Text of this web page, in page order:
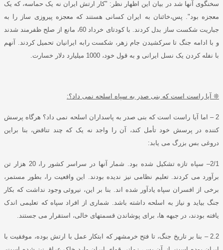
سخنگوی آنها شد در بیان این اظهار نظر : "کار ارتش ایران نه یک حماسه، که یک
معجزه بود ". پس،خائنان به ایران کسانی هستند که معجزه پیروزی ساز را به
جباریت شکست ساز بدل کردند
با کودتای خرداد 60، مانع از صلح ظفرمند شدند
و با ادامه جنگ تا سرکشیدن جام زهر، شکست رابه ایرانیان تحمیل کردند
آنهم
با نفله کردن یک نسل ایرانی و به قول خود، 1000 میلیارد دلار خسارت
❊ آیا راست است که بنی صدر به سپاه اسلحه نمی داد؟:
2
– اما آیا راست است که بنی صدر به پاسداران اسلحه نمی داد؟ هرگاه پرسش
کننده در پرسش خود تأمل کند، آن را واجد نه یک که چند تناقض، بنا براین
دروغی بس بزرگ می یابد :
2/1
– سپاه تازه تشکیل شده بود شمار آنها در سراسر کشور را،20 هزار تن
برآورد می کردند
.تعلیم نظامی نیز ندیده بودند
این واقعیت را، بطور مستمر،
برخی از افسران سپاه یادآور شده اند
بنا بر این، نیروئی وجود نداشت که بکار
جنگ بیاید و نیاز به اسلحه داشته باشد
شماری از افراد سپاه که تعلیمی اندک
یافته بودند، در جبهه ها، برای پوشاندن قسمتهای خالی، استقرار می جستند
2.2
– بنا بر تاریخ جنگ، تا فتح خرمشهر که ابتکار عمل با ارتش بوده، موفقیت با